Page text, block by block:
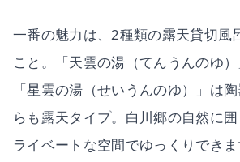
一番の魅力は、2種類の露天貸切風
こと。「天雲の湯（てんうんのゆ）
「星雲の湯（せいうんのゆ）」は
らも露天タイプ。白川郷の自然に
ライベートな空間でゆっくりでき